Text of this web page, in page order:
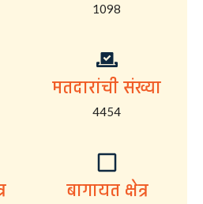
1098
मतदारांची संख्या
4454
बागायत क्षेत्र